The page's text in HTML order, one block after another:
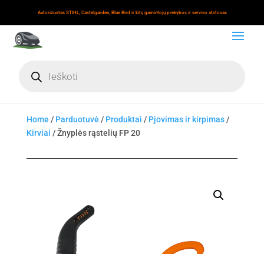
Autorizuotas STIHL, Castelgarden, Blue Bird ir kitų gamintojų prekybos ir serviso atstovas
search
Home / Parduotuvė / Produktai / Pjovimas ir kirpimas/
Kirviai / Žnyplės rąstelių FP 20